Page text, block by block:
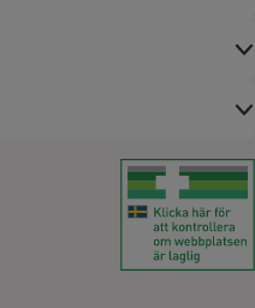
Klicka för att